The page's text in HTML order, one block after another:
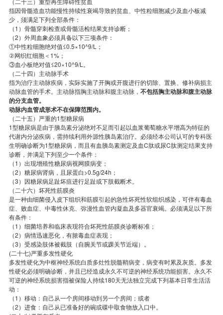
指因骨髓造血功能慢性持续性衰竭导致的贫血、中性粒细胞减少及血小板减
少，须满足下列全部条件：
（1）骨髓穿刺检查或骨髓活检结果支持诊断；
（2）外周血象必须具备以下三项条件：
①中性粒细胞绝对值≤0.5×10^9/L；
②网织红细胞＜1%；
③血小板绝对值≤20×10^9/L。
（二十四）主动脉手术
指为治疗主动脉疾病，实际实施了开胸或开腹进行的切除、置换、修补病损主
动脉血管的手术。主动脉指胸主动脉和腹主动脉， 不包括胸主动脉和腹主动脉
的分支血管。
动脉内血管成形术不在保障范围内。
（二十五）严重的1型糖尿病
1型糖尿病是由于胰岛素分泌绝对不足而引起以血浆葡萄糖水平增高为特征的
代谢内分泌疾病，需持续利用外源性胰岛素治疗。必须经本公司认可的专科医
生明确诊断为1型糖尿病，而且有血胰岛素测定及血C肽或尿C肽测定结果支持
诊断，并满足下列至少一个条件：
（1）出现增殖性糖尿病视网膜病变；
（2）糖尿病肾病，且尿蛋白>0.5g/24h；
（3）因糖尿病足趾坏疽进行足趾或下肢截断术。
（二十六）坏死性筋膜炎
是一种由细菌侵入皮下组织和筋膜引起的急性坏死性软组织感染，可伴有毒血
症、败血症、中毒性休克、弥漫性血管内凝血及多器官衰竭。必须满足以下所
有条件：
（1）细菌培养和临床表现符合坏死性筋膜炎诊断标准；
（2）病情迅速恶化，有脓毒血症表现；
（3）受感染肢体被截肢（自腕关节或踝关节近端）。
(二十七)严重多发性硬化
多发性硬化为中枢神经系统白质多灶性脱髓鞘病变，病变有时累及灰质。多发
性硬化必须明确诊断，并且已经造成永久不可逆的神经系统功能损害。永久不
可逆的神经系统损害指被保险人持续180天无法独立完成下列基本日常生活活
动：
（1）移动：自己从一个房间移动到另一个房间；或者
（2）进食：自己从已准备好的碗或碟中取食物放入口中。